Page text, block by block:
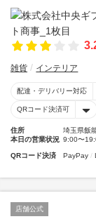
雑貨 インテリア
配達・デリバリー対応
QRコード決済可
住所
埼玉県飯
本日の営業状況 9:00〜
QRコード決済 PayPay
店舗公式